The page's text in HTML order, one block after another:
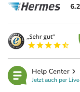
Help Center
Jetzt auch per